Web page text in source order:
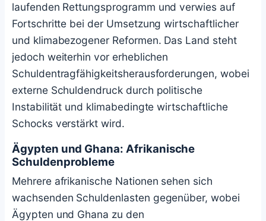
laufenden Rettungsprogramm und verwies auf
Fortschritte bei der Umsetzung wirtschaftlicher
und klimabezogener Reformen. Das Land steht
jedoch weiterhin vor erheblichen
Schuldentragfähigkeitsherausforderungen, wobei
externe Schuldendruck durch politische
Instabilität und klimabedingte wirtschaftliche
Schocks verstärkt wird.
Ägypten und Ghana: Afrikanische
Schuldenprobleme
Mehrere afrikanische Nationen sehen sich
wachsenden Schuldenlasten gegenüber, wobei
Ägypten und Ghana zu den